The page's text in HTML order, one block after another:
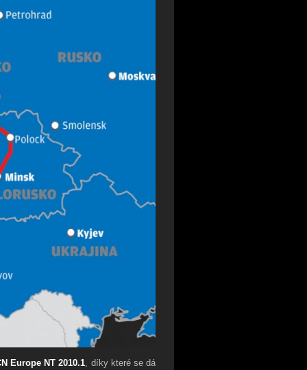
Europe NT 2010.1, díky které se dá